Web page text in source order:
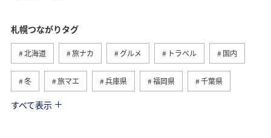
札幌つながりタグ
北海道 旅ナカ グルメ トラベル 国内
冬 旅マエ 兵庫県 福岡県 千葉県
三重県
すべて表示